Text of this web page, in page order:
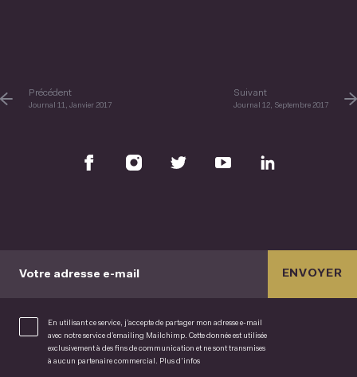
Précédent
Journal 11, Janvier 2017
Suivant
Journal 12, Septembre 2017
Votre adresse e-mail
En utilisant ce service, j’accepte de partager mon adresse e-mail
avec notre service d’emailing Mailchimp. Cette donnée est utilisée
exclusivement à des fins de communication et ne sont transmises
à aucun partenaire commercial. Plus d’infos
ENVOYER